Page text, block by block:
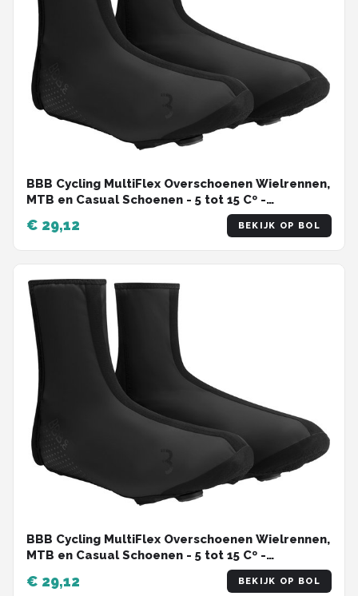
BBB Cycling MultiFlex Overschoenen Wielrennen,
MTB en Casual Schoenen - 5 tot 15 Cº -
Overschoenen Waterdicht - Zwart - Maat 39/43
- BWS-27
€ 29,12 BEKIJK OP BOL
BBB Cycling MultiFlex Overschoenen Wielrennen,
MTB en Casual Schoenen - 5 tot 15 Cº -
Overschoenen Waterdicht - Zwart - Maat 44/48
- BWS-27
€ 29,12 BEKIJK OP BOL